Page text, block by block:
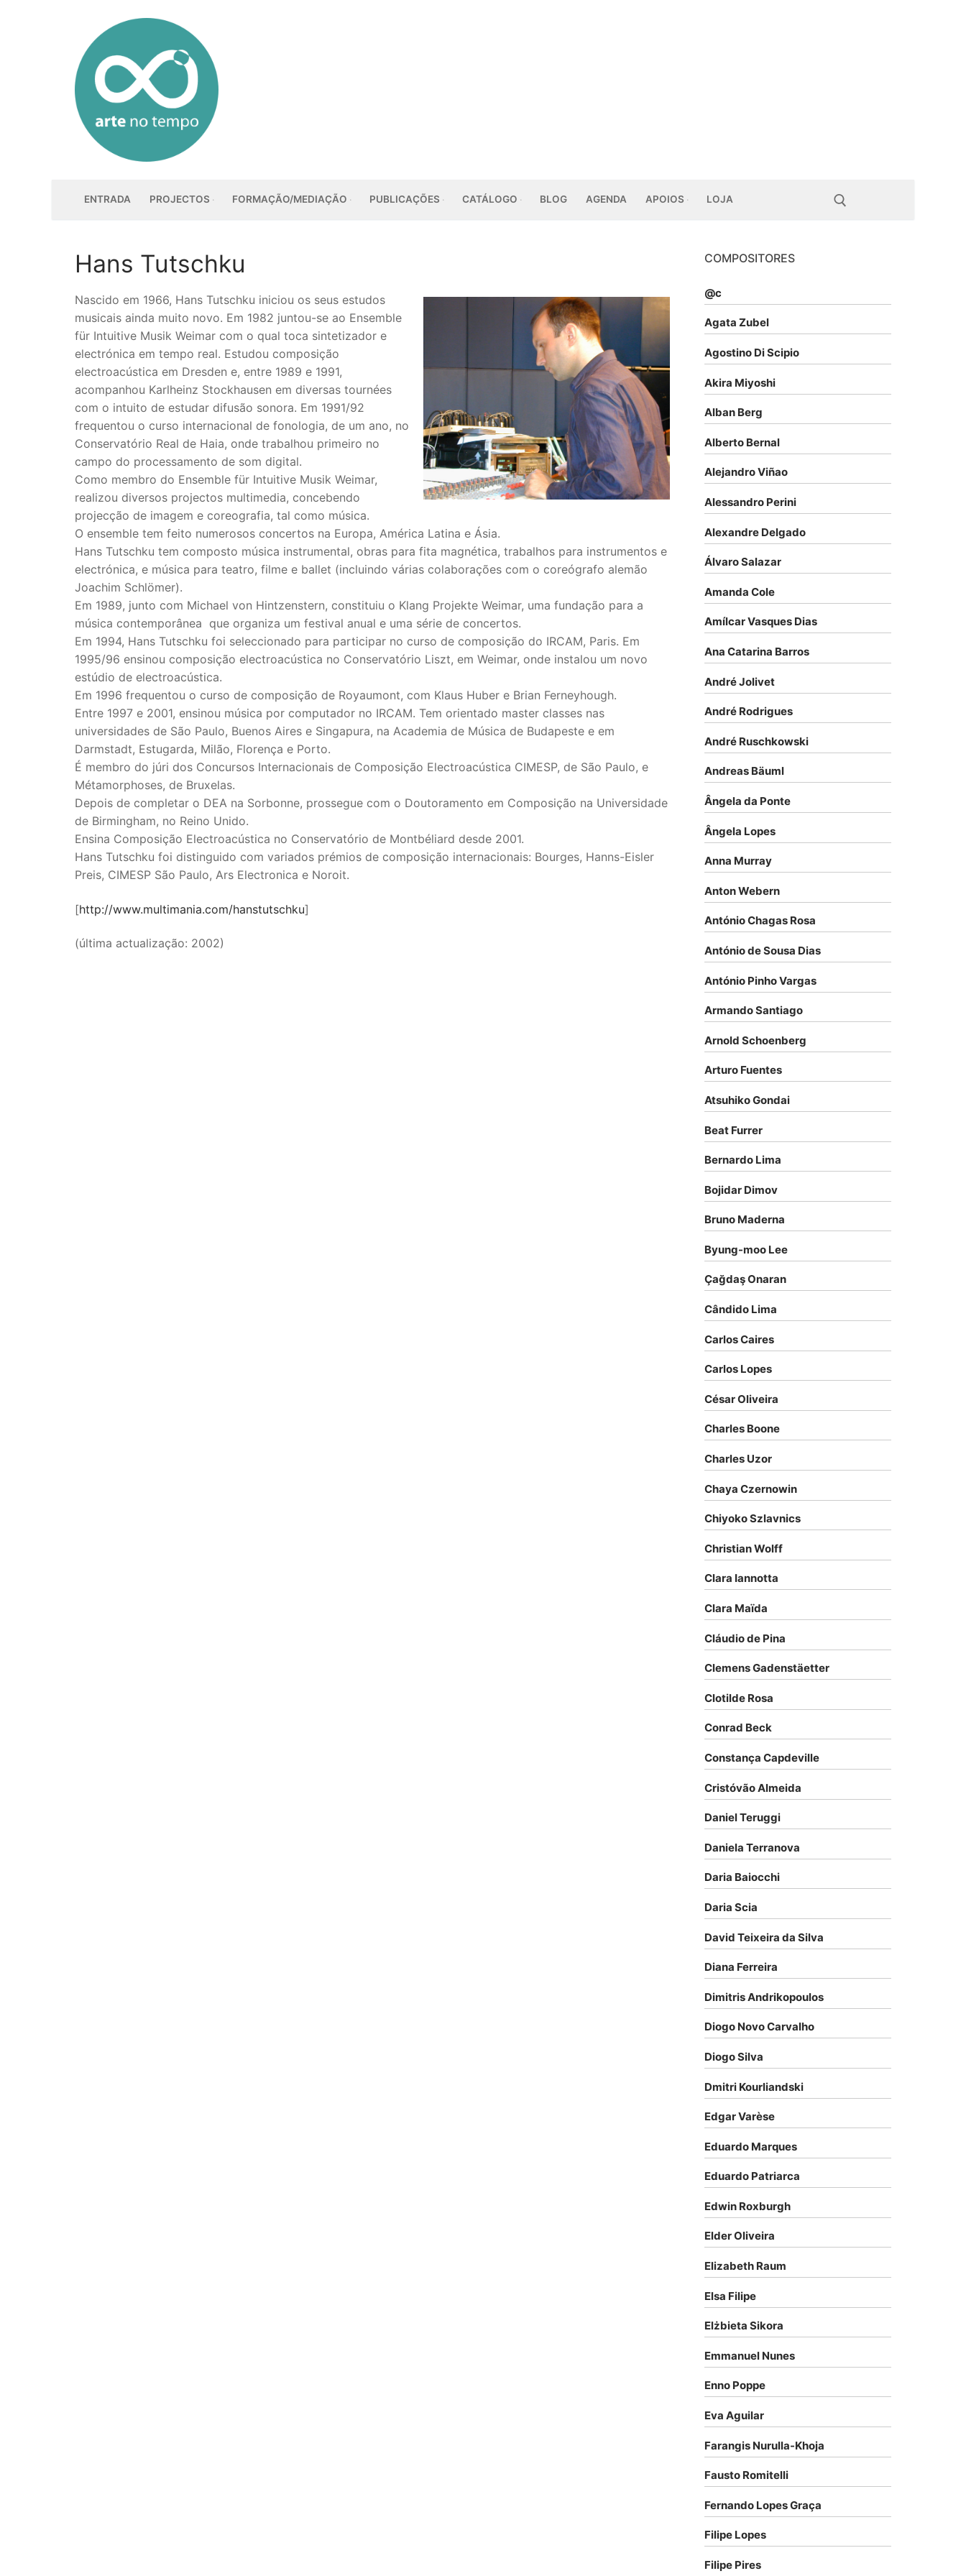
conteúdo
ENTRADA PROJECTOS FORMAÇÃO/MEDIAÇÃO PUBLICAÇÕES CATÁLOGO BLOG AGENDA APOIOS LOJA
Hans Tutschku
Nascido em 1966, Hans Tutschku iniciou os seus estudos
musicais ainda muito novo. Em 1982 juntou-se ao Ensemble
für Intuitive Musik Weimar com o qual toca sintetizador e
electrónica em tempo real. Estudou composição
electroacústica em Dresden e, entre 1989 e 1991,
acompanhou Karlheinz Stockhausen em diversas tournées
com o intuito de estudar difusão sonora. Em 1991/92
frequentou o curso internacional de fonologia, de um ano, no
Conservatório Real de Haia, onde trabalhou primeiro no
campo do processamento de som digital.
Como membro do Ensemble für Intuitive Musik Weimar,
realizou diversos projectos multimedia, concebendo
projecção de imagem e coreografia, tal como música.
O ensemble tem feito numerosos concertos na Europa, América Latina e Ásia.
Hans Tutschku tem composto música instrumental, obras para fita magnética, trabalhos para instrumentos e
electrónica, e música para teatro, filme e ballet (incluindo várias colaborações com o coreógrafo alemão
Joachim Schlömer).
Em 1989, junto com Michael von Hintzenstern, constituiu o Klang Projekte Weimar, uma fundação para a
música contemporânea que organiza um festival anual e uma série de concertos.
Em 1994, Hans Tutschku foi seleccionado para participar no curso de composição do IRCAM, Paris. Em
1995/96 ensinou composição electroacústica no Conservatório Liszt, em Weimar, onde instalou um novo
estúdio de electroacústica.
Em 1996 frequentou o curso de composição de Royaumont, com Klaus Huber e Brian Ferneyhough.
Entre 1997 e 2001, ensinou música por computador no IRCAM. Tem orientado master classes nas
universidades de São Paulo, Buenos Aires e Singapura, na Academia de Música de Budapeste e em
Darmstadt, Estugarda, Milão, Florença e Porto.
É membro do júri dos Concursos Internacionais de Composição Electroacústica CIMESP, de São Paulo, e
Métamorphoses, de Bruxelas.
Depois de completar o DEA na Sorbonne, prossegue com o Doutoramento em Composição na Universidade
de Birmingham, no Reino Unido.
Ensina Composição Electroacústica no Conservatório de Montbéliard desde 2001.
Hans Tutschku foi distinguido com variados prémios de composição internacionais: Bourges, Hanns-Eisler
Preis, CIMESP São Paulo, Ars Electronica e Noroit.
[http://www.multimania.com/hanstutschku]
(última actualização: 2002)
COMPOSITORES
@c
Agata Zubel
Agostino Di Scipio
Akira Miyoshi
Alban Berg
Alberto Bernal
Alejandro Viñao
Alessandro Perini
Alexandre Delgado
Álvaro Salazar
Amanda Cole
Amílcar Vasques Dias
Ana Catarina Barros
André Jolivet
André Rodrigues
André Ruschkowski
Andreas Bäuml
Ângela da Ponte
Ângela Lopes
Anna Murray
Anton Webern
António Chagas Rosa
António de Sousa Dias
António Pinho Vargas
Armando Santiago
Arnold Schoenberg
Arturo Fuentes
Atsuhiko Gondai
Beat Furrer
Bernardo Lima
Bojidar Dimov
Bruno Maderna
Byung-moo Lee
Çağdaş Onaran
Cândido Lima
Carlos Caires
Carlos Lopes
César Oliveira
Charles Boone
Charles Uzor
Chaya Czernowin
Chiyoko Szlavnics
Christian Wolff
Clara Iannotta
Clara Maïda
Cláudio de Pina
Clemens Gadenstäetter
Clotilde Rosa
Conrad Beck
Constança Capdeville
Cristóvão Almeida
Daniel Teruggi
Daniela Terranova
Daria Baiocchi
Daria Scia
David Teixeira da Silva
Diana Ferreira
Dimitris Andrikopoulos
Diogo Novo Carvalho
Diogo Silva
Dmitri Kourliandski
Edgar Varèse
Eduardo Marques
Eduardo Patriarca
Edwin Roxburgh
Elder Oliveira
Elizabeth Raum
Elsa Filipe
Elżbieta Sikora
Emmanuel Nunes
Enno Poppe
Eva Aguilar
Farangis Nurulla-Khoja
Fausto Romitelli
Fernando Lopes Graça
Filipe Lopes
Filipe Pires